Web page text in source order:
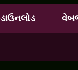
ડાઉનલોડ